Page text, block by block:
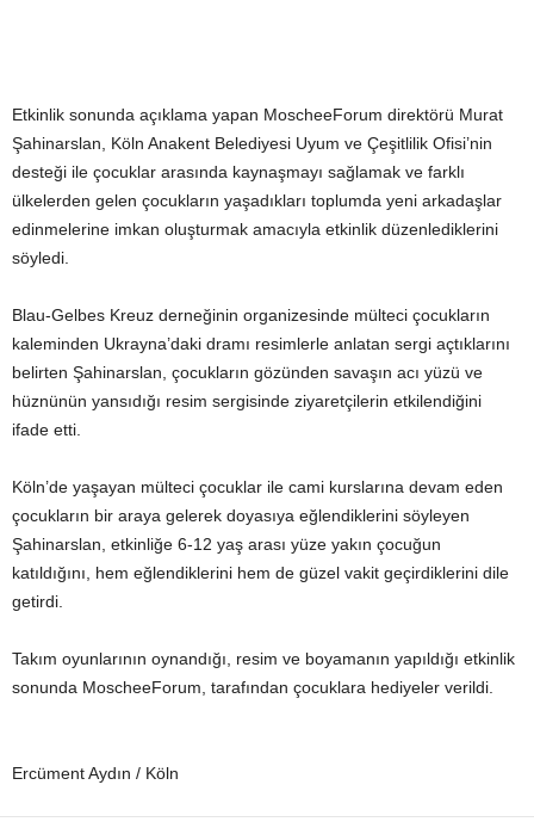
Etkinlik sonunda açıklama yapan MoscheeForum direktörü Murat
Şahinarslan, Köln Anakent Belediyesi Uyum ve Çeşitlilik Ofisi’nin
desteği ile çocuklar arasında kaynaşmayı sağlamak ve farklı
ülkelerden gelen çocukların yaşadıkları toplumda yeni arkadaşlar
edinmelerine imkan oluşturmak amacıyla etkinlik düzenlediklerini
söyledi.
Blau-Gelbes Kreuz derneğinin organizesinde mülteci çocukların
kaleminden Ukrayna’daki dramı resimlerle anlatan sergi açtıklarını
belirten Şahinarslan, çocukların gözünden savaşın acı yüzü ve
hüznünün yansıdığı resim sergisinde ziyaretçilerin etkilendiğini
ifade etti.
Köln’de yaşayan mülteci çocuklar ile cami kurslarına devam eden
çocukların bir araya gelerek doyasıya eğlendiklerini söyleyen
Şahinarslan, etkinliğe 6-12 yaş arası yüze yakın çocuğun
katıldığını, hem eğlendiklerini hem de güzel vakit geçirdiklerini dile
getirdi.
Takım oyunlarının oynandığı, resim ve boyamanın yapıldığı etkinlik
sonunda MoscheeForum, tarafından çocuklara hediyeler verildi.
Ercüment Aydın / Köln